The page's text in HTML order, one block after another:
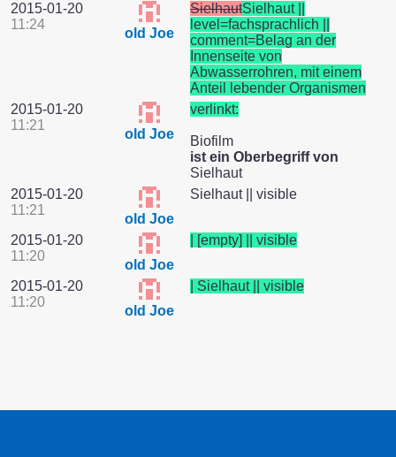
2015-01-20
11:24
old Joe
SielhautSielhaut ||
level=fachsprachlich ||
comment=Belag an der
Innenseite von
Abwasserrohren, mit einem
Anteil lebender Organismen
2015-01-20
11:21
old Joe
verlinkt:
Biofilm
ist ein Oberbegriff von
Sielhaut
2015-01-20
11:21
old Joe
Sielhaut || visible
2015-01-20
11:20
old Joe
| [empty] || visible
2015-01-20
11:20
old Joe
| Sielhaut || visible